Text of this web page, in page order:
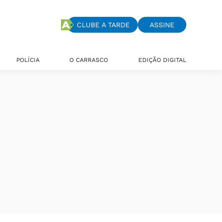
CLUBE A TARDE ASSINE
POLÍCIA O CARRASCO EDIÇÃO DIGITAL